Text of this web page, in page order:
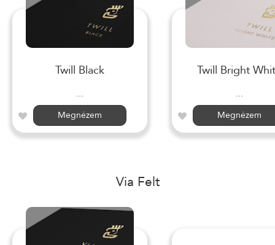
Twill Black
...
Megnézem
Twill Bright
...
Megnézem
Via Felt